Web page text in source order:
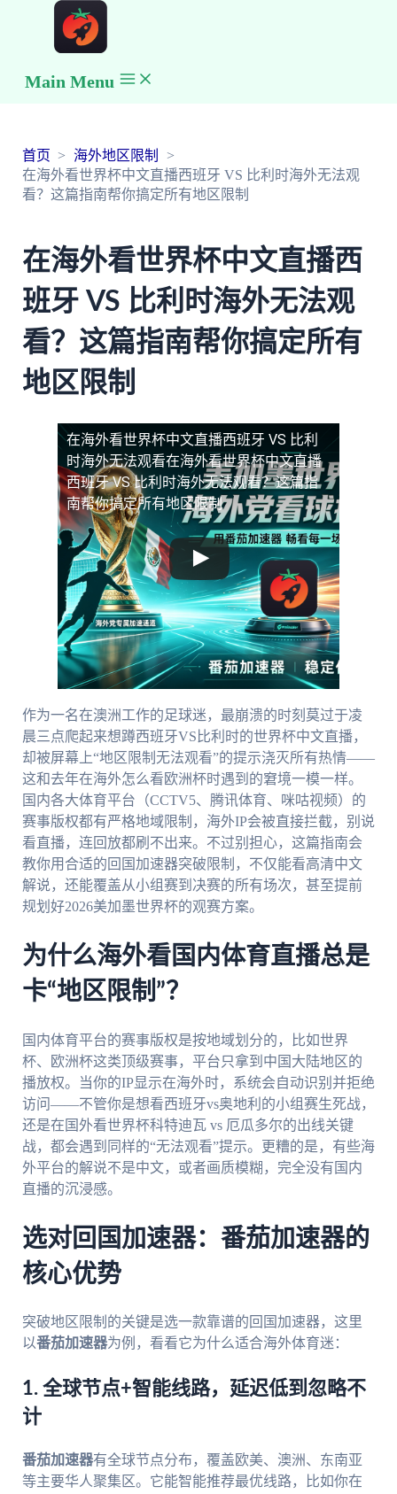
Main Menu
首页
海外地区限制
在海外看世界杯中文直播西班牙 VS 比利时海外无法观
看？这篇指南帮你搞定所有地区限制
在海外看世界杯中文直播西
班牙 VS 比利时海外无法观
看？这篇指南帮你搞定所有
地区限制
在海外看世界杯中文直播西班牙 VS 比利
时海外无法观看在海外看世界杯中文直播
西班牙 VS 比利时海外无法观看？这篇指
南帮你搞定所有地区限制
作为一名在澳洲工作的足球迷，最崩溃的时刻莫过于凌
晨三点爬起来想蹲西班牙VS比利时的世界杯中文直播，
却被屏幕上“地区限制无法观看”的提示浇灭所有热情——
这和去年在海外怎么看欧洲杯时遇到的窘境一模一样。
国内各大体育平台（CCTV5、腾讯体育、咪咕视频）的
赛事版权都有严格地域限制，海外IP会被直接拦截，别说
看直播，连回放都刷不出来。不过别担心，这篇指南会
教你用合适的回国加速器突破限制，不仅能看高清中文
解说，还能覆盖从小组赛到决赛的所有场次，甚至提前
规划好2026美加墨世界杯的观赛方案。
为什么海外看国内体育直播总是
卡“地区限制”？
国内体育平台的赛事版权是按地域划分的，比如世界
杯、欧洲杯这类顶级赛事，平台只拿到中国大陆地区的
播放权。当你的IP显示在海外时，系统会自动识别并拒绝
访问——不管你是想看西班牙vs奥地利的小组赛生死战，
还是在国外看世界杯科特迪瓦 vs 厄瓜多尔的出线关键
战，都会遇到同样的“无法观看”提示。更糟的是，有些海
外平台的解说不是中文，或者画质模糊，完全没有国内
直播的沉浸感。
选对回国加速器：番茄加速器的
核心优势
突破地区限制的关键是选一款靠谱的回国加速器，这里
以番茄加速器为例，看看它为什么适合海外体育迷：
1. 全球节点+智能线路，延迟低到忽略不
计
番茄加速器有全球节点分布，覆盖欧美、澳洲、东南亚
等主要华人聚集区。它能智能推荐最优线路，比如你在